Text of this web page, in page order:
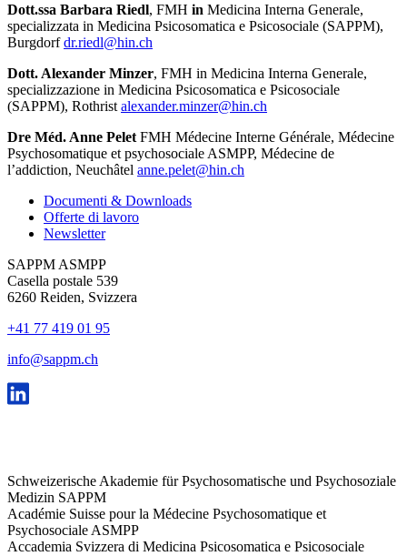
Dott.ssa Barbara Riedl, FMH in Medicina Interna Generale,
specializzata in Medicina Psicosomatica e Psicosociale (SAPPM),
Burgdorfdr.riedl@hin.ch
Dott. Alexander Minzer, FMH in Medicina Interna Generale,
specializzazione in Medicina Psicosomatica e Psicosociale
(SAPPM), Rothrist alexander.minzer@hin.ch
Dre Méd. Anne Pelet FMH Médecine Interne Générale, Médecine
Psychosomatique et psychosociale ASMPP, Médecine de
l’addiction, Neuchâtel anne.pelet@hin.ch
Documenti & Downloads
Offerte di lavoro
Newsletter
SAPPM ASMPP
Casella postale 539
6260 Reiden, Svizzera
+41 77 419 01 95
info@sappm.ch
Schweizerische Akademie für Psychosomatische und Psychosoziale
Medizin SAPPM
Académie Suisse pour la Médecine Psychosomatique et
Psychosociale ASMPP
Accademia Svizzera di Medicina Psicosomatica e Psicosociale